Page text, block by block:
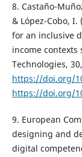
8. Castaño-
& López-Cobo,
for an inclusive
income contexts
Technologies,
https://doi.org/
https://doi.org/
9. European
designing and
digital